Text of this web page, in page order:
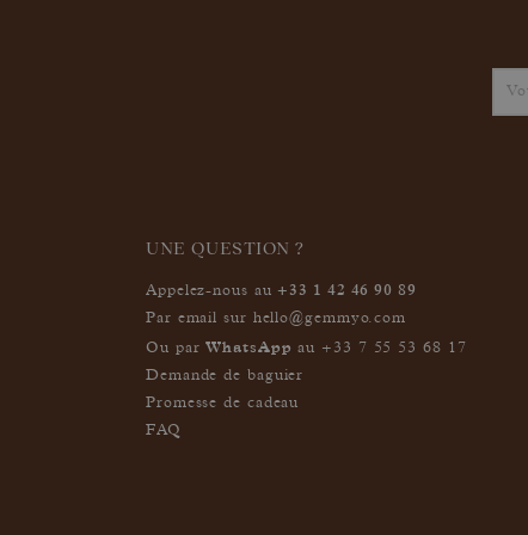
UNE QUESTION ?
Appelez-nous au +33 1 42 46 90 89
Par email sur hello@gemmyo.com
Ou par WhatsApp au +33 7 55 53 68 17
Demande de baguier
Promesse de cadeau
FAQ